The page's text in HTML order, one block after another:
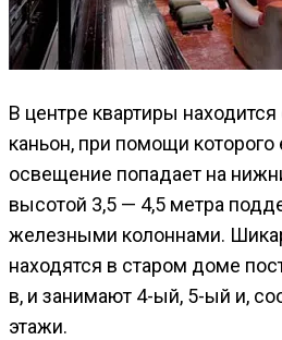
В центре квартиры
каньон, при помощи которого
освещение попадает на
высотой 3,5 — 4,5 метра
железными колоннами.
находятся в старом доме
в, и занимают 4-ый, 5-ый и,
этажи.